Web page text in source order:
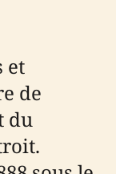
et
de
du